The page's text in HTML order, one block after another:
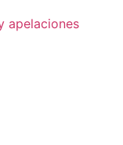
apelaciones